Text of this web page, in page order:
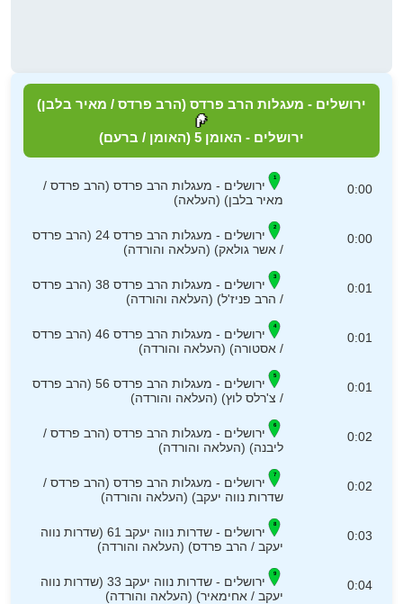
ירושלים - מעגלות הרב פרדס (הרב פרדס / מאיר בלבן)
ירושלים - האומן 5 (האומן / ברעם)
0:00
ירושלים - מעגלות הרב פרדס (הרב פרדס /
מאיר בלבן) (העלאה)
0:00
ירושלים - מעגלות הרב פרדס 24 (הרב פרדס
/ אשר גולאק) (העלאה והורדה)
0:01
ירושלים - מעגלות הרב פרדס 38 (הרב פרדס
/ הרב פניז'ל) (העלאה והורדה)
0:01
ירושלים - מעגלות הרב פרדס 46 (הרב פרדס
/ אסטורה) (העלאה והורדה)
0:01
ירושלים - מעגלות הרב פרדס 56 (הרב פרדס
/ צ'רלס לוץ) (העלאה והורדה)
0:02
ירושלים - מעגלות הרב פרדס (הרב פרדס /
ליבנה) (העלאה והורדה)
0:02
ירושלים - מעגלות הרב פרדס (הרב פרדס /
שדרות נווה יעקב) (העלאה והורדה)
0:03
ירושלים - שדרות נווה יעקב 61 (שדרות נווה
יעקב / הרב פרדס) (העלאה והורדה)
0:04
ירושלים - שדרות נווה יעקב 33 (שדרות נווה
יעקב / אחימאיר) (העלאה והורדה)